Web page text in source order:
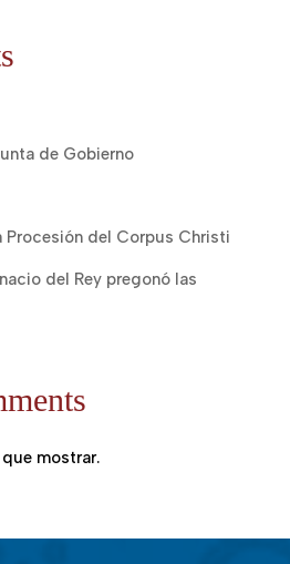
de Gobierno
Procesión del Corpus Christi
del Rey pregonó las
mostrar.